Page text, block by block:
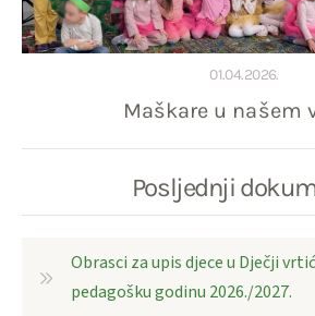
01.04.2026.
Maškare u našem
Posljednji
Obrasci za upis djece u Dječji
pedagošku godinu 2026./2027.